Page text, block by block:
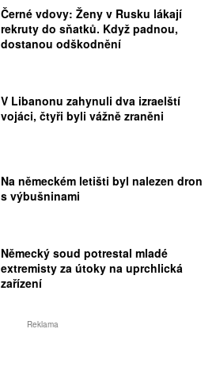
Černé vdovy: Ženy v Rusku lákají
rekruty do sňatků. Když padnou,
dostanou odškodnění
V Libanonu zahynuli dva izraelští
vojáci, čtyři byli vážně zraněni
Na německém letišti byl nalezen dron
s výbušninami
Německý soud potrestal mladé
extremisty za útoky na uprchlická
zařízení
Reklama